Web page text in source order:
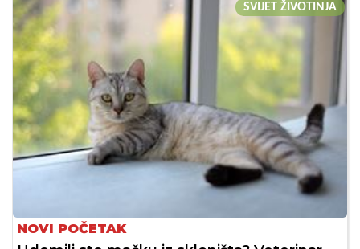
SVIJET ŽIVOTINJA
NOVI POČETAK